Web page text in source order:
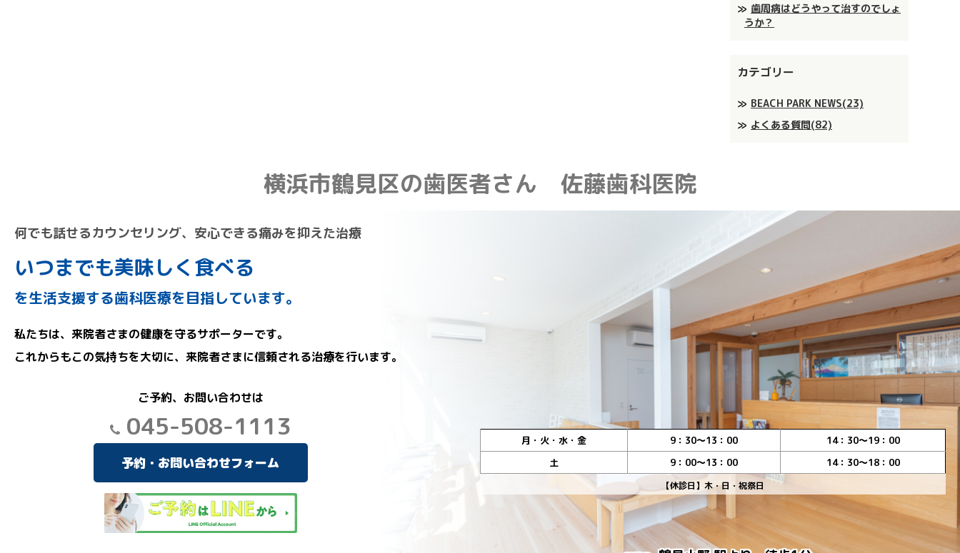
歯周病はどうやって治すのでしょ
うか？
カテゴリー
BEACH PARK NEWS(23)
よくある質問(82)
横浜市鶴見区の歯医者さん 佐藤歯科医院
何でも話せるカウンセリング、安心できる痛みを抑えた治療
いつまでも美味しく食べる
を生活支援する歯科医療を目指しています。
私たちは、来院者さまの健康を守るサポーターです。
これからもこの気持ちを大切に、来院者さまに信頼される治療を行います。
ご予約、お問い合わせは
045-508-1113
予約・お問い合わせフォーム
月・火・水・金 9：30～13：00
14：30～19：00
土
9：00～13：00 14：30～18：00
【休診日】木・日・祝祭日